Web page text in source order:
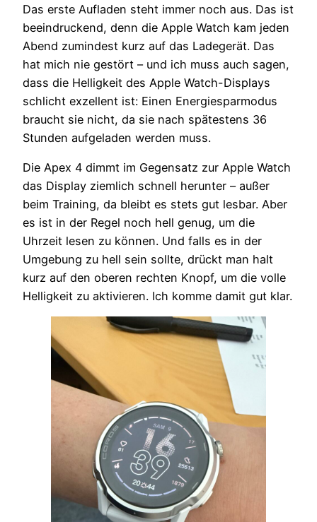
Das erste Aufladen steht immer noch aus. Das ist
beeindruckend, denn die Apple Watch kam jeden
Abend zumindest kurz auf das Ladegerät. Das
hat mich nie gestört – und ich muss auch sagen,
dass die Helligkeit des Apple Watch-Displays
schlicht exzellent ist: Einen Energiesparmodus
braucht sie nicht, da sie nach spätestens 36
Stunden aufgeladen werden muss.
Die Apex 4 dimmt im Gegensatz zur Apple Watch
das Display ziemlich schnell herunter – außer
beim Training, da bleibt es stets gut lesbar. Aber
es ist in der Regel noch hell genug, um die
Uhrzeit lesen zu können. Und falls es in der
Umgebung zu hell sein sollte, drückt man halt
kurz auf den oberen rechten Knopf, um die volle
Helligkeit zu aktivieren. Ich komme damit gut klar.